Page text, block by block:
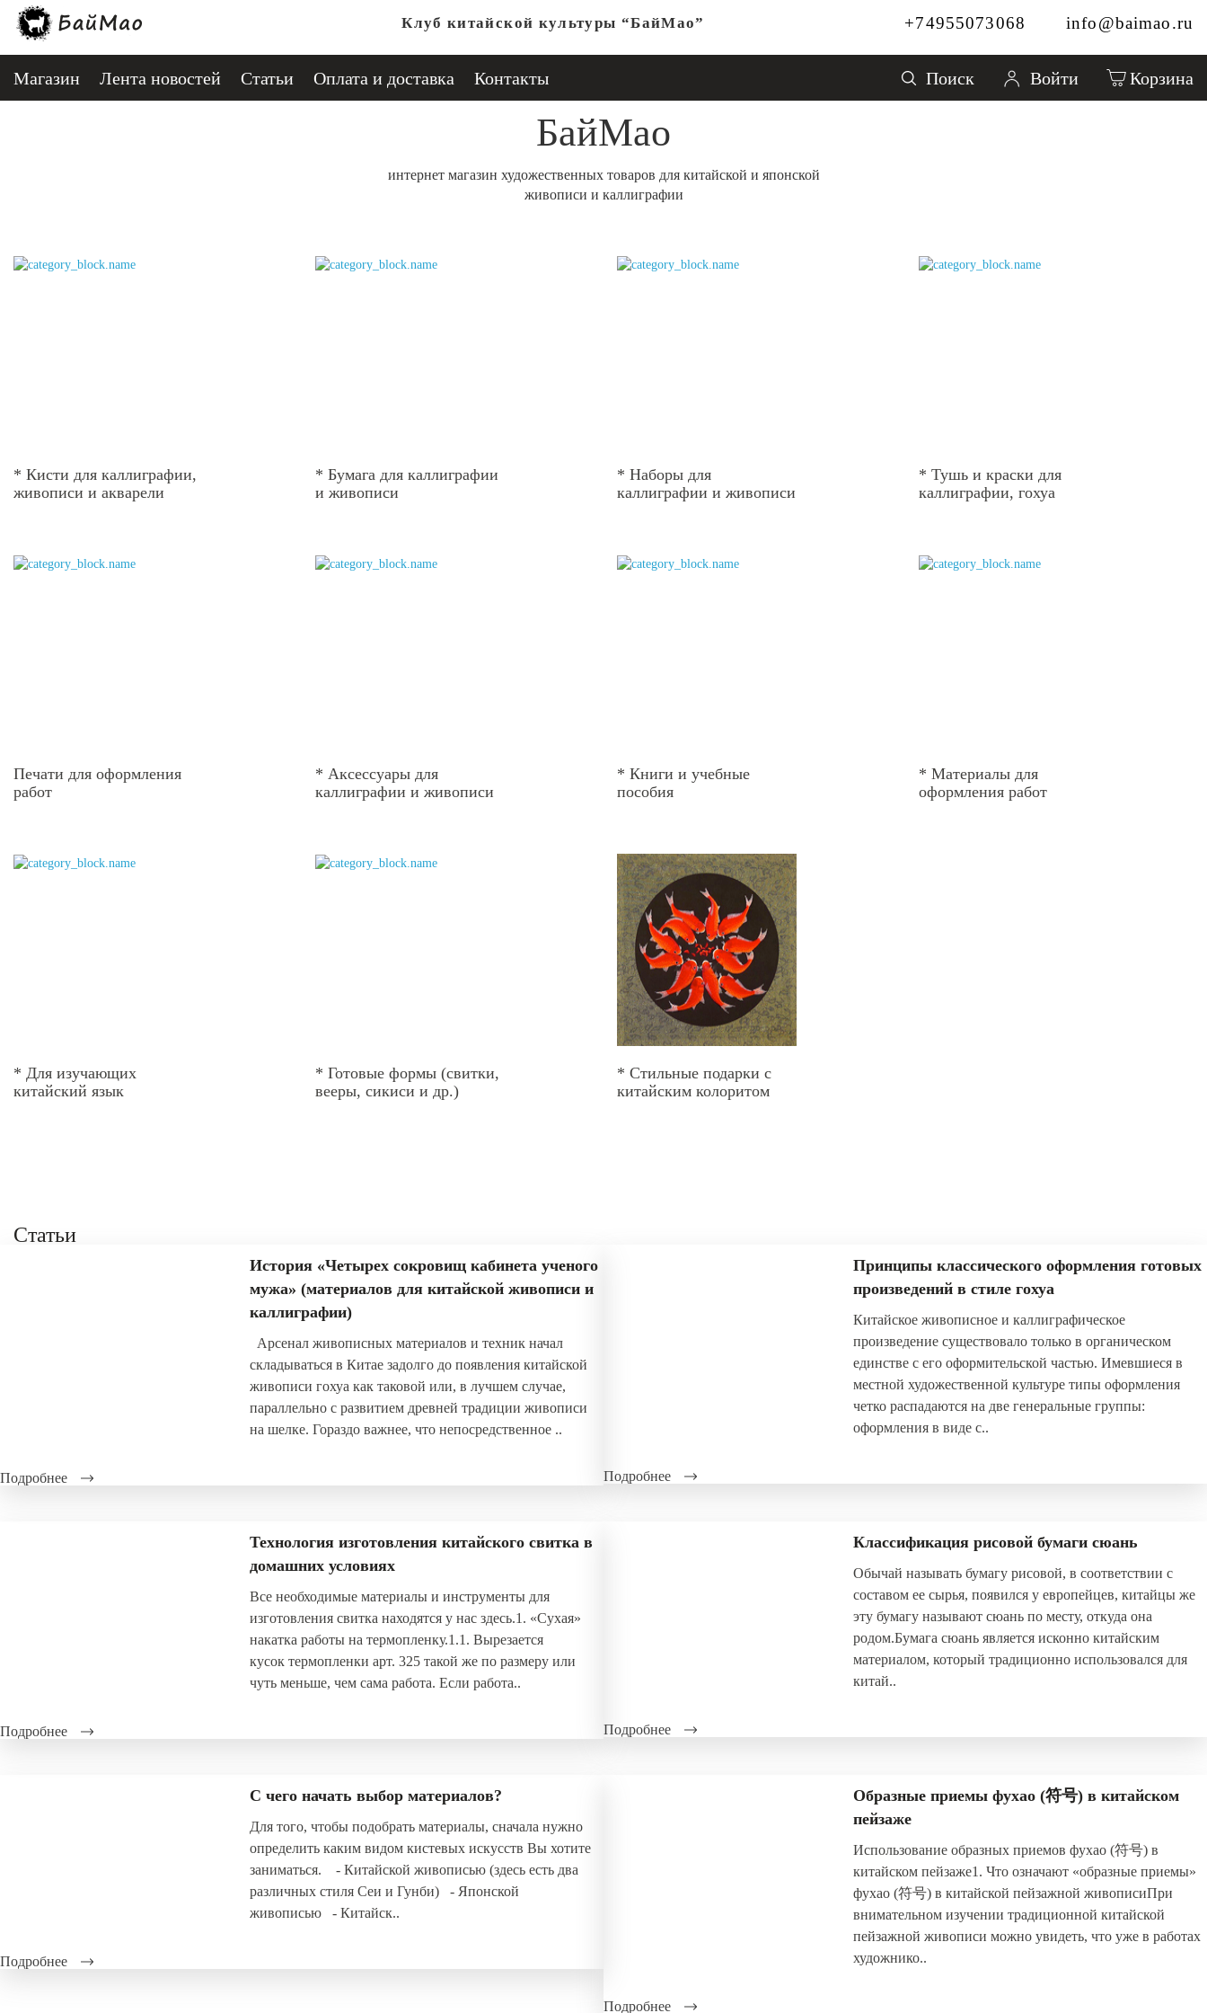
Клуб китайской культуры “БайМао” +74955073068 info@baimao.ru
Магазин Лента новостей Статьи Оплата и доставка Контакты Поиск Войти Корзина
БайМао
интернет магазин художественных товаров для китайской и японской
живописи и каллиграфии
* Кисти для каллиграфии,
живописи и акварели
* Бумага для каллиграфии
и живописи
* Наборы для
каллиграфии и живописи
* Тушь и краски для
каллиграфии, гохуа
Печати для оформления
работ
* Аксессуары для
каллиграфии и живописи
* Книги и учебные
пособия
* Материалы для
оформления работ
* Для изучающих
китайский язык
* Готовые формы (свитки,
вееры, сикиси и др.)
* Стильные подарки с
китайским колоритом
Статьи
История «Четырех сокровищ кабинета ученого
мужа» (материалов для китайской живописи и
каллиграфии)
Арсенал живописных материалов и техник начал
складываться в Китае задолго до появления китайской
живописи гохуа как таковой или, в лучшем случае,
параллельно с развитием древней традиции живописи
на шелке. Гораздо важнее, что непосредственное ..
Подробнее
Принципы классического оформления готовых
произведений в стиле гохуа
Китайское живописное и каллиграфическое
произведение существовало только в органическом
единстве с его оформительской частью. Имевшиеся в
местной художественной культуре типы оформления
четко распадаются на две генеральные группы:
оформления в виде с..
Подробнее
Технология изготовления китайского свитка в
домашних условиях
Все необходимые материалы и инструменты для
изготовления свитка находятся у нас здесь.1. «Сухая»
накатка работы на термопленку.1.1. Вырезается
кусок термопленки арт. 325 такой же по размеру или
чуть меньше, чем сама работа. Если работа..
Подробнее
Классификация рисовой бумаги сюань
Обычай называть бумагу рисовой, в соответствии с
составом ее сырья, появился у европейцев, китайцы же
эту бумагу называют сюань по месту, откуда она
родом.Бумага сюань является исконно китайским
материалом, который традиционно использовался для
китай..
Подробнее
С чего начать выбор материалов?
Для того, чтобы подобрать материалы, сначала нужно
определить каким видом кистевых искусств Вы хотите
заниматься. - Китайской живописью (здесь есть два
различных стиля Сеи и Гунби) - Японской
живописью - Китайск..
Подробнее
Образные приемы фухао (符号) в китайском
пейзаже
Использование образных приемов фухао (符号) в
китайском пейзаже1. Что означают «образные приемы»
фухао (符号) в китайской пейзажной живописиПри
внимательном изучении традиционной китайской
пейзажной живописи можно увидеть, что уже в работах
художнико..
Подробнее